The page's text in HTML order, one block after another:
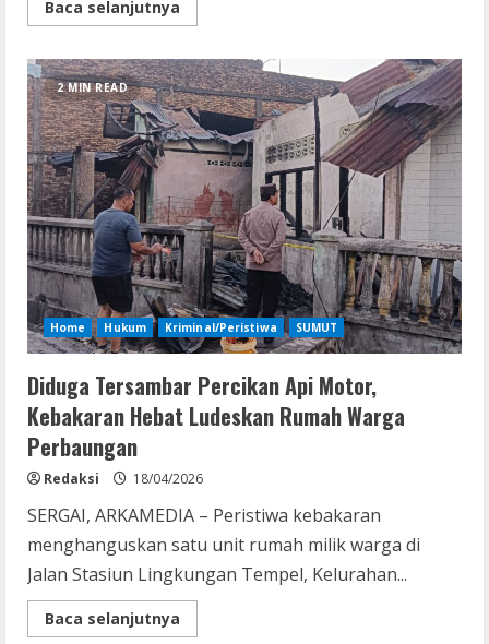
Baca selanjutnya
more
Rumah
Warga
di
Sergai
Terbakar
2 MIN READ
Home Hukum Kriminal/Peristiwa SUMUT
Diduga Tersambar Percikan Api Motor,
Kebakaran Hebat Ludeskan Rumah Warga
Perbaungan
Redaksi 18/04/2026
SERGAI, ARKAMEDIA – Peristiwa kebakaran
menghanguskan satu unit rumah milik warga di
Jalan Stasiun Lingkungan Tempel, Kelurahan...
Baca selanjutnya
more